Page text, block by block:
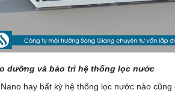
dưỡng và bảo trì hệ thống lọc nước
hay bất kỳ hệ thống lọc nước nào